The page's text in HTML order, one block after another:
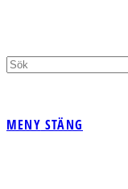
MENY STÄNG